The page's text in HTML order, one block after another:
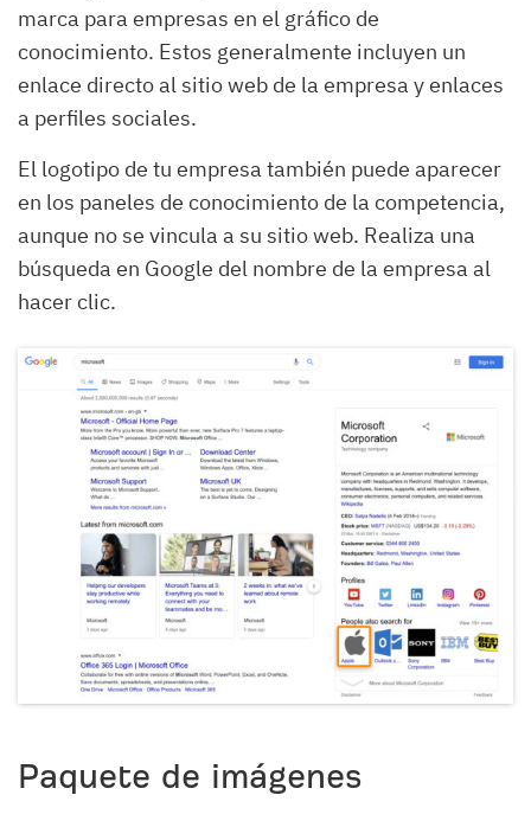
marca para empresas en el gráfico de
conocimiento. Estos generalmente incluyen un
enlace directo al sitio web de la empresa y enlaces
a perfiles sociales.
El logotipo de tu empresa también puede aparecer
en los paneles de conocimiento de la competencia,
aunque no se vincula a su sitio web. Realiza una
búsqueda en Google del nombre de la empresa al
hacer clic.
Paquete de imágenes